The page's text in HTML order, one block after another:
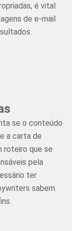
é vital
de e-mail
se o conteúdo
a carta de
roteiro que se
pela
ter
sabem